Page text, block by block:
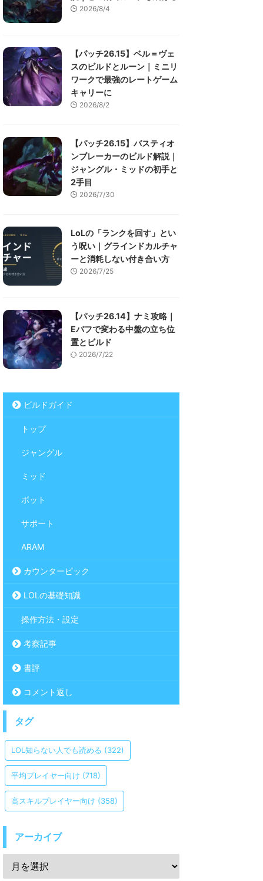
2026/8/4
【パッチ26.15】ベル＝ヴェ
スのビルドとルーン｜ミニリ
ワークで最強のレートゲーム
キャリーに
2026/8/2
【パッチ26.15】バスティオ
ンブレーカーのビルド解説｜
ジャングル・ミッドの初手と
2手目
2026/7/30
LoLの「ランクを回す」とい
う呪い｜グラインドカルチャ
ーと消耗しない付き合い方
2026/7/25
【パッチ26.14】ナミ攻略｜
Eバフで変わる中盤の立ち位
置とビルド
2026/7/22
ビルドガイド
トップ
ジャングル
ミッド
ボット
サポート
ARAM
カウンターピック
LOLの基礎知識
操作方法・設定
考察記事
書評
コメント返し
タグ
LOL知らない人でも読める (322)
平均プレイヤー向け (718)
高スキルプレイヤー向け (358)
アーカイブ